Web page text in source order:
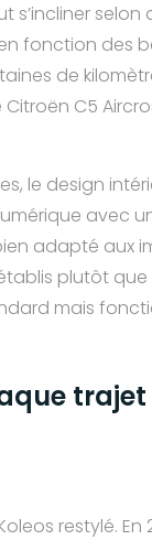
s’incliner selon
fonction des
de
C5
le design
avec
adapté aux
plutôt
mais
restylé. En